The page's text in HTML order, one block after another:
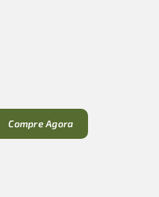
Compre Agora